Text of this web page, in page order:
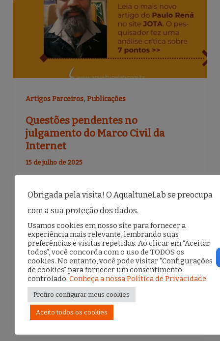
Artigos Parceiros,Publicações
Questões pendentes no
julgamento do Marco Civil da
Internet
15 de julho de 2025
STF | Por Paulo Rená Artigo originalmente
publicado no Jota, em 14/7/2025 A
conclusão do julgamento conjunto dos
Recursos Extraordinários 1.037.396 e
1.057.258,
F
a
c
T
w
it
E
m
ai
S
h
ar
Obrigada pela visita! O AqualtuneLab se preocupa
com a sua proteção dos dados.
Usamos cookies em nosso site para fornecer a
experiência mais relevante, lembrando suas
preferências e visitas repetidas. Ao clicar em “Aceitar
todos”, você concorda com o uso de TODOS os
cookies. No entanto, você pode visitar "Configurações
de cookies" para fornecer um consentimento
controlado. Conheça a nossa Política de Privacidade
Prefiro configurar meus cookies
Aceito todos os cookies